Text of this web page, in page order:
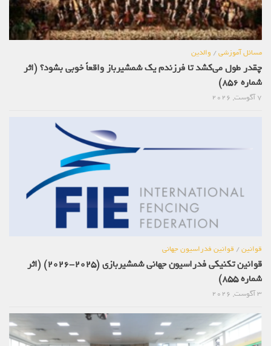
مسائل آموزشی/والدین
چقدر طول می‌کشد تا فرزندم یک شمشیرباز واقعاً خوبی بشود؟ (اثر
شماره 856)
قوانین/قوانین فدراسیون جهانی
قوانین تکنیکی فدراسیون جهانی شمشیربازی (2025-2026) (اثر
شماره 855)